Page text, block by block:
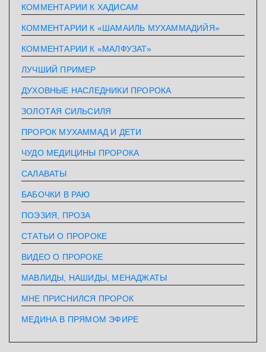
КОММЕНТАРИИ К ХАДИСАМ
КОММЕНТАРИИ К «ШАМАИЛЬ МУХАММАДИЙЯ»
КОММЕНТАРИИ К «МАЛФУЗАТ»
ЛУЧШИЙ ПРИМЕР
ДУХОВНЫЕ НАСЛЕДНИКИ ПРОРОКА
ЗОЛОТАЯ СИЛЬСИЛЯ
ПРОРОК МУХАММАД И ДЕТИ
ЧУДО МЕДИЦИНЫ ПРОРОКА
САЛАВАТЫ
БАБОЧКИ В РАЮ
ПОЭЗИЯ, ПРОЗА
СТАТЬИ О ПРОРОКЕ
ВИДЕО О ПРОРОКЕ
МАВЛИДЫ, НАШИДЫ, МЕНАДЖАТЫ
МНЕ ПРИСНИЛСЯ ПРОРОК
МЕДИНА В ПРЯМОМ ЭФИРЕ